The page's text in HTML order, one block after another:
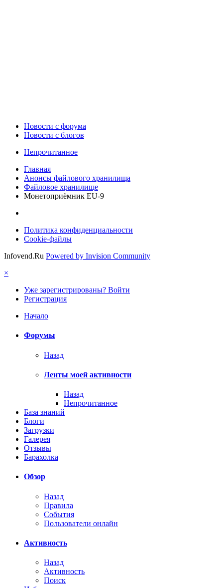
Новости c форума
Новости с блогов
Непрочитанное
Главная
Анонсы файлового хранилища
Файловое хранилище
Монетоприёмник EU-9
Политика конфиденциальности
Cookie-файлы
Infovend.Ru Powered by Invision Community
×
Уже зарегистрированы? Войти
Регистрация
Начало
Форумы
Назад
Ленты моей активности
Назад
Непрочитанное
База знаний
Блоги
Загрузки
Галерея
Отзывы
Барахолка
Обзор
Назад
Правила
События
Пользователи онлайн
Активность
Назад
Активность
Поиск